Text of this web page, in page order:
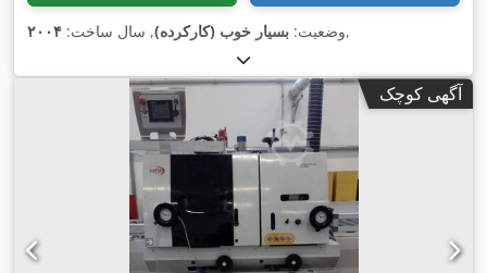
وضعیت: بسیار خوب (کارکرده), سال ساخت: ۲۰۰۴ ,
آگهی کوچک